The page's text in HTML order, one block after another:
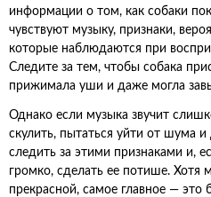
информации о том, как собаки
чувствуют музыку, признаки,
которые наблюдаются при
Следите за тем, чтобы собака
прижимала уши и даже могла
Однако если музыка звучит
скулить, пытаться уйти от шума
следить за этими признаками и,
громко, сделать ее потише. Хотя
прекрасной, самое главное —